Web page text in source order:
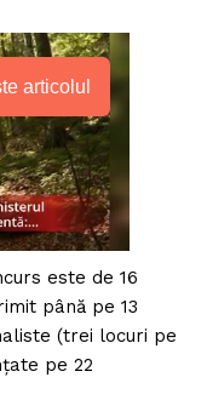
articolul
este de 16
până pe 13
(trei locuri pe
pe 22